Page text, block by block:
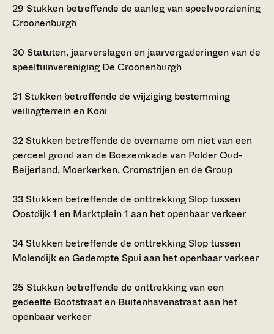
29 Stukken betreffende de aanleg van speelvoorziening
Croonenburgh
30 Statuten, jaarverslagen en jaarvergaderingen van de
speeltuinvereniging De Croonenburgh
31 Stukken betreffende de wijziging bestemming
veilingterrein en Koni
32Stukken betreffende de overname om niet van een
perceel grond aan de Boezemkade van Polder Oud-
Beijerland, Moerkerken, Cromstrijen en de Group
33Stukken betreffende de onttrekking Slop tussen
Oostdijk 1 en Marktplein 1 aan het openbaar verkeer
34Stukken betreffende de onttrekking Slop tussen
Molendijk en Gedempte Spui aan het openbaar verkeer
35 Stukken betreffende de onttrekking van een
gedeelte Bootstraat en Buitenhavenstraat aan het
openbaar verkeer